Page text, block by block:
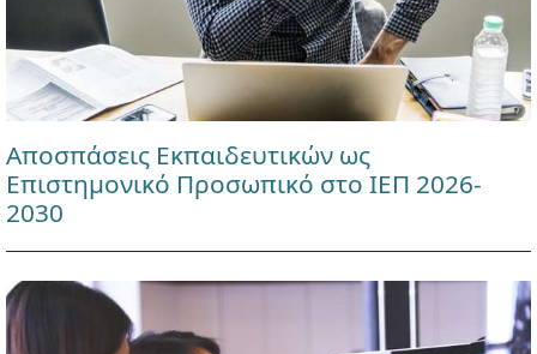
Αποσπάσεις Εκπαιδευτικών ως
Επιστημονικό Προσωπικό στο ΙΕΠ 2026-
2030